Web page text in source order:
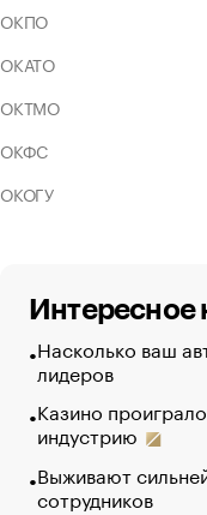
ОКПО
ОКАТО
ОКТМО
ОКФС
ОКОГУ
Интересное
Насколько ваш
лидеров
Казино
индустрию
Выживают
сотрудников